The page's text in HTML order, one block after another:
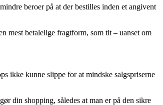
beroer på at der bestilles inden et angivent
mest betalelige fragtform, som tit – uanset om
ikke kunne slippe for at mindske salgspriserne
din shopping, således at man er på den sikre